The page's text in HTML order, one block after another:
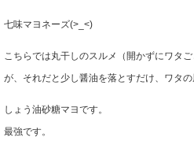
七味マヨネーズ(>_<)
こちらでは丸干しのスルメ（開かずにワタ
が、それだと少し醤油を落とすだけ、ワタ
しょう油砂糖マヨです。
最強です。